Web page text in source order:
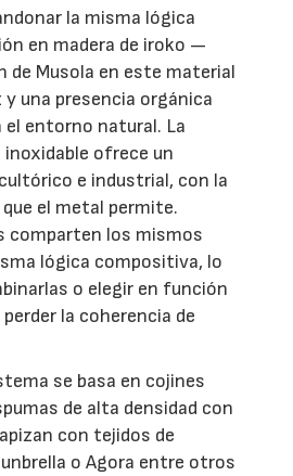
la misma lógica
en madera de iroko —
de Musola en este material
una presencia orgánica
el entorno natural. La
ofrece un
e industrial, con la
el metal permite.
comparten los mismos
lógica compositiva, lo
o elegir en función
la coherencia de
se basa en cojines
de alta densidad con
con tejidos de
o Agora entre otros